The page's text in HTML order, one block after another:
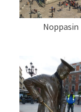
Noppasin